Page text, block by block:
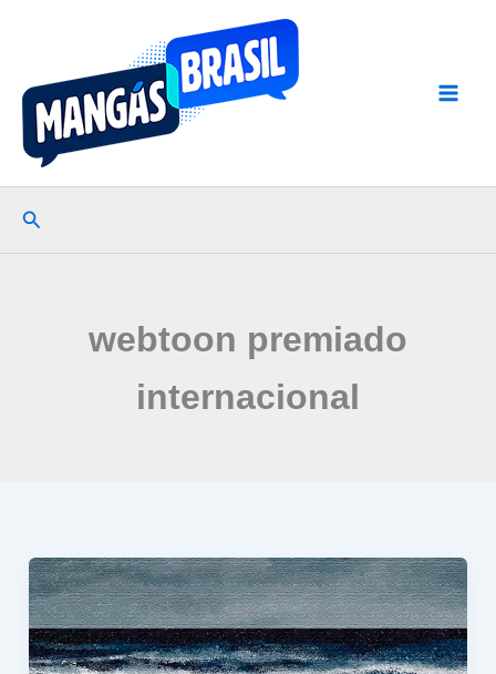
conteúdo
Pesquisar
webtoon premiado
internacional